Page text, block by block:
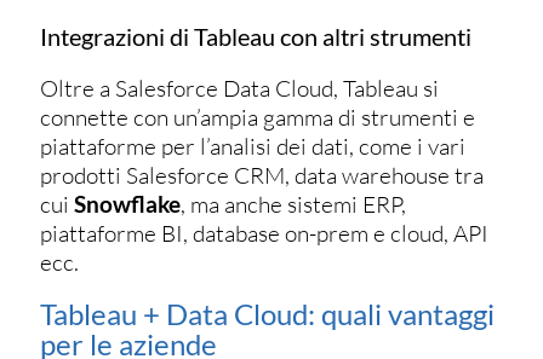
Integrazioni di Tableau con altri strumenti
Oltre a Salesforce Data Cloud, Tableau si
connette con un’ampia gamma di strumenti e
piattaforme per l’analisi dei dati, come i vari
prodotti Salesforce CRM, data warehouse tra
cui Snowflake, ma anche sistemi ERP,
piattaforme BI, database on-prem e cloud, API
ecc.
Tableau + Data Cloud: quali vantaggi
per le aziende